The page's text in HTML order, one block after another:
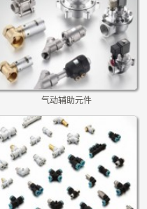
气动辅助元件